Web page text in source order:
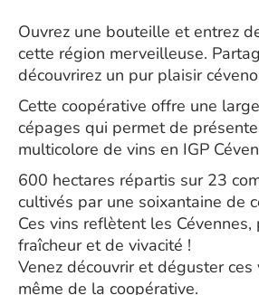
Ouvrez une bouteille et entrez
cette région merveilleuse.
découvrirez un pur plaisir
Cette coopérative offre une
cépages qui permet de
multicolore de vins en IGP
600 hectares répartis sur 23
cultivés par une soixantaine de
Ces vins reflètent les Cévennes,
fraîcheur et de vivacité !
Venez découvrir et déguster
même de la coopérative.